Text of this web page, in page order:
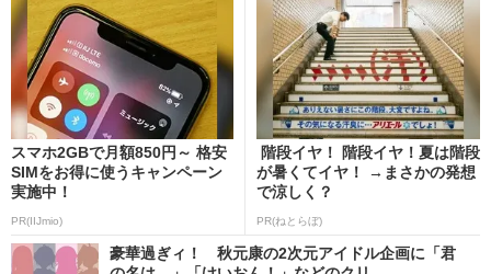
スマホ2GBで月額850円～ 格安
SIMをお得に使うキャンペーン
実施中！
PR(IIJmio)
階段イヤ！ 階段イヤ！夏は階段
が暑くてイヤ！ →まさかの発想
で涼しく？
PR(ねとらぼ)
豪華過ぎィ！ 秋元康の2次元アイドル企画に「君